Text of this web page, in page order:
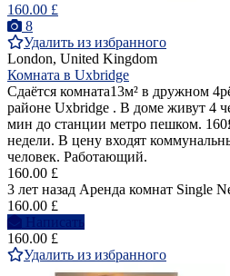
160.00 £
8
Удалить из избранного
London, United Kingdom
Комната в Uxbridge
Сдаётся комната13м² в дружном
районе Uxbridge . В доме живут 4
мин до станции метро пешком.
недели. В цену входят
человек. Работающий.
160.00 £
3 лет назад Аренда комнат Single
160.00 £
Написать
160.00 £
Удалить из избранного